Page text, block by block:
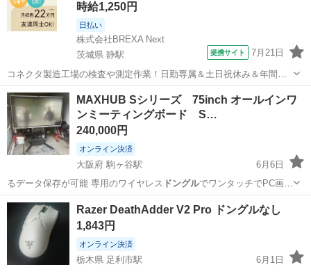
時給1,250円
日払い
株式会社BREXA Next
茨城県 静駅
提携サイト 7月21日
コネクタ製造工場の検査や測定作業！日勤専属＆土日祝休み＆年間休
日128日★クリーンルーム内作業★マイカー通勤OK＆無料駐車場あり
★就業先食堂利用可！日払い制度あり！《茨城県常陸大宮市》 人気の
工場のお仕事 ◇コネクタ製造工...
茨城 常陸大宮市 その他
MAXHUB Sシリーズ 75inch オールインワ
ンミーティングボード S…
240,000円
オンライン決済
大阪府 駒ヶ谷駅
6月6日
るデータ保存が可能 専用のワイヤレス ドングルでワンタッチでPC画面
の投影が可能 …
大阪 羽曳野市
Razer DeathAdder V2 Pro ドングルなし
1,843円
オンライン決済
栃木県 足利市駅
6月1日